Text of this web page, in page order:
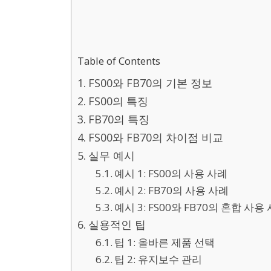
Table of Contents
FS00와 FB70의 기본 정보
FS00의 특징
FB70의 특징
FS00와 FB70의 차이점 비교
실무 예시
예시 1: FS00의 사용 사례
예시 2: FB70의 사용 사례
예시 3: FS00와 FB70의 혼합 사용
실용적인 팁
팁 1: 올바른 제품 선택
팁 2: 유지보수 관리